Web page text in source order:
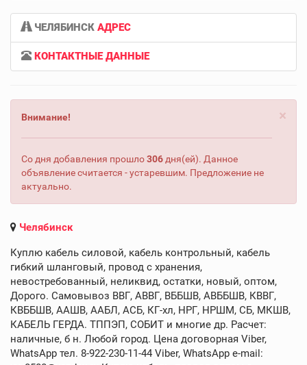
ЧЕЛЯБИНСК АДРЕС
КОНТАКТНЫЕ ДАННЫЕ
×
Внимание!
Со дня добавления прошло306 дня(ей). Данное
объявление считается - устаревшим. Предложение не
актуально.
Челябинск
Куплю кабель силовой, кабель контрольный, кабель
гибкий шланговый, провод с хранения,
невостребованный, неликвид, остатки, новый, оптом,
Дорого. Самовывоз ВВГ, АВВГ, ВББШВ, АВББШВ, КВВГ,
КВББШВ, ААШВ, ААБЛ, АСБ, КГ-хл, НРГ, НРШМ, СБ, МКШВ,
КАБЕЛЬ ГЕРДА. ТППЭП, СОБИТ и многие др. Расчет:
наличные, б н. Любой город. Цена договорная Viber,
WhatsApp тел. 8-922-230-11-44 Viber, WhatsApp e-mail: